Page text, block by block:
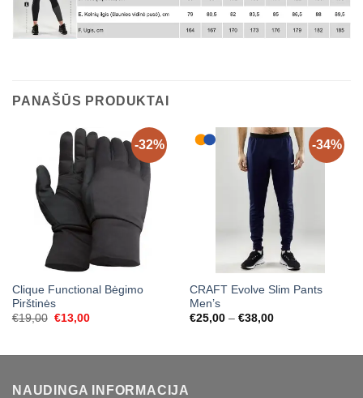
PANAŠŪS PRODUKTAI
-32%
Clique Functional Bėgimo
Pirštinės
€19,00 Original
€13,00Current
-34%
CRAFT Evolve Slim Pants
Men’s
€25,00 – €38,00Price
NAUDINGA INFORMACIJA